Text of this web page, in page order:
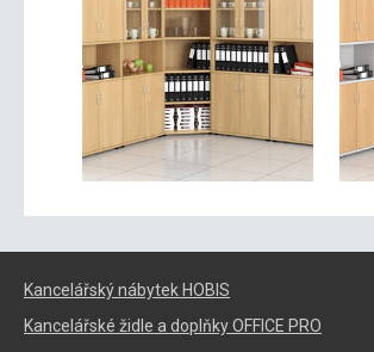
Kancelářský nábytek HOBIS
Kancelářské židle a doplňky OFFICE PRO